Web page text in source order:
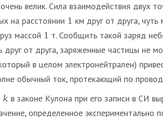
велик. Сила взаимодействия двух
на расстоянии 1 км друг от друга,
массой 1 т. Сообщить такой заряд
друг от друга, заряженные частицы не
в целом электронейтрален)
обычный ток, протекающий по
k в законе Кулона при его записи в СИ
определенное экспериментально